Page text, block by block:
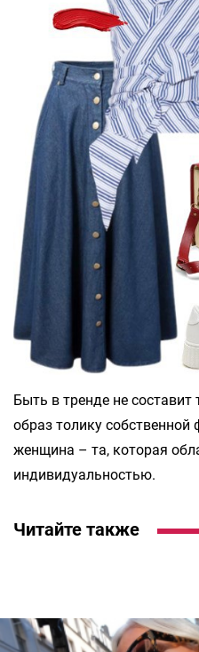
Быть в тренде не составит
образ толику собственной
женщина – та, которая
индивидуальностью.
Читайте также